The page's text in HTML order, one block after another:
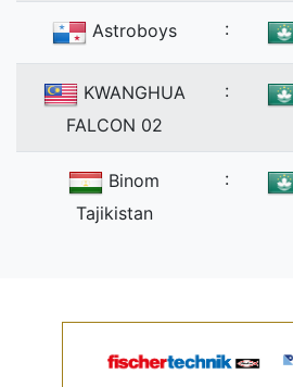
Astroboys :
KWANGHUA
FALCON 02
:
Binom
Tajikistan
: